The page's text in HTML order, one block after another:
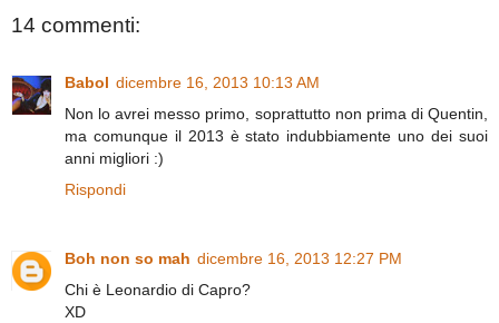
14 commenti:
Babol dicembre 16, 2013 10:13 AM
Non lo avrei messo primo, soprattutto non prima di Quentin,
ma comunque il 2013 è stato indubbiamente uno dei suoi
anni migliori :)
Rispondi
Boh non so mah dicembre 16, 2013 12:27 PM
Chi è Leonardio di Capro?
XD